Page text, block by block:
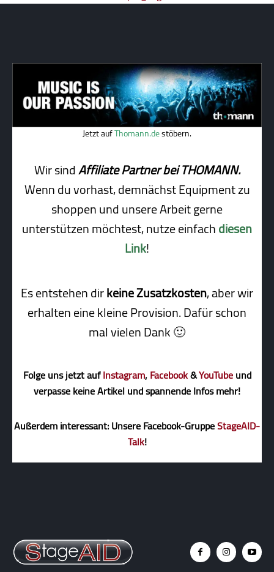
Jetzt aufThomann.destöbern.
Wir sindAffiliate Partner bei THOMANN.
Wenn du vorhast, demnächst Equipment zu
shoppen und unsere Arbeit gerne
unterstützen möchtest, nutze einfachdiesen
Link!
Es entstehen dirkeine Zusatzkosten, aber wir
erhalten eine kleine Pro­vi­sion. Dafür schon
mal vielen Dank 🙂
Folge uns jetzt aufInstagram,Facebook&YouTubeund
verpasse keine Artikel und spannende Infos mehr!
Außerdem interessant: Unsere Facebook-GruppeStageAID-
Talk!